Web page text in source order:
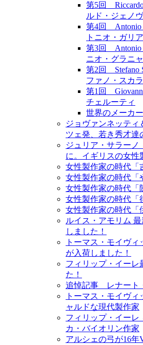
第5回
ルド・ジェノ
第4回 Antonio
トニオ・ガリ
第3回 Antonio
ニオ・グラニ
第2回 Stefano
ファノ・スカ
第1回
チェルーティ
世界のメーカ
ジョヴァンネッティ
ツェ発、若き秀才達
ジュリア・サラー
に。イギリスの女性
女性製作家の時代「
女性製作家の時代「
女性製作家の時代「
女性製作家の時代「
女性製作家の時代「
ルイス・アモリム
しました！
トーマス・モイヴ
が入荷しました！
フィリップ・イーレ
た！
追悼記事 レナート
トーマス・モイヴ
ャルドな現代製作家
フィリップ・イーレ
カ・バイオリン作家
アルシェの弓が16年